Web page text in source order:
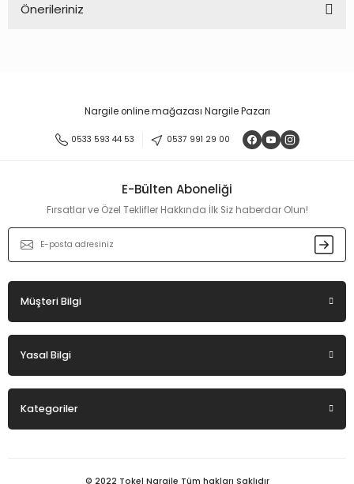
Önerileriniz
Ürün resmi kalitesiz, bozuk veya görüntülenemiyor.
Ürün bilgilerinde hatalar bulunuyor.
Ürün fiyatı diğer sitelerden daha pahalı.
Bu ürüne benzer farklı alternatifler olmalı.
Nargile online mağazası Nargile Pazarı
0533 593 44 53 0537 991 29 00
E-Bülten Aboneliği
Fırsatlar ve Özel Teklifler Hakkında İlk Siz haberdar Olun!
Müşteri Bilgi
Yasal Bilgi
Kategoriler
© 2022 Tokel Nargile Tüm hakları Saklıdır